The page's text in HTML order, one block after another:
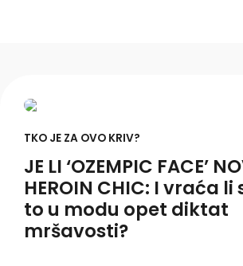
TKO JE ZA OVO KRIV?
JE LI ‘OZEMPIC FACE’
HEROIN CHIC: I vraća li
to u modu opet diktat
mršavosti?